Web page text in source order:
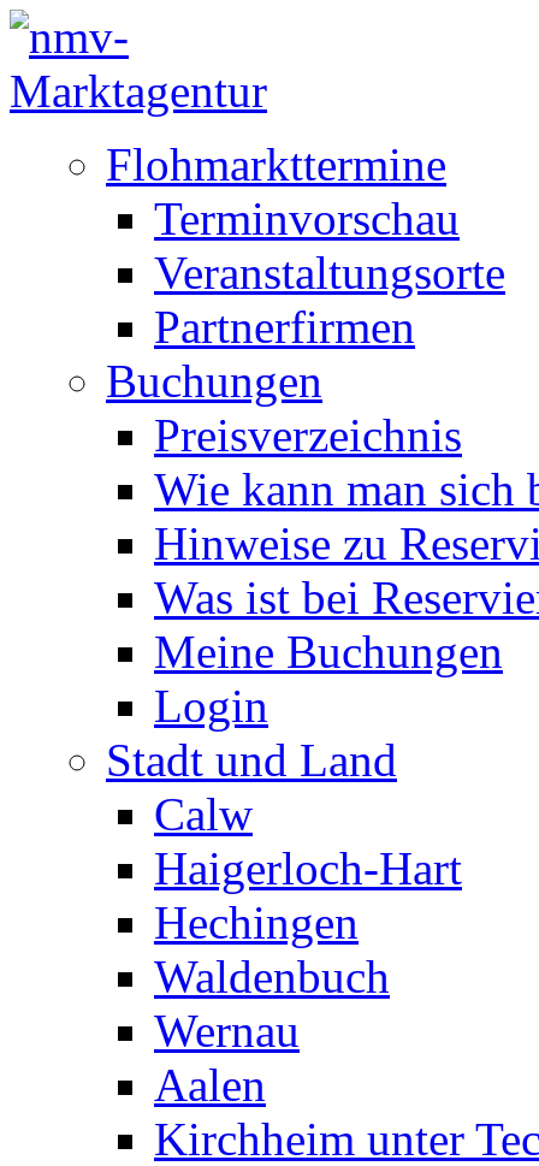
Flohmarkttermine
Terminvorschau
Veranstaltungsorte
Partnerfirmen
Buchungen
Preisverzeichnis
Wie kann man sich
Hinweise zu
Was ist bei
Meine Buchungen
Login
Stadt und Land
Calw
Haigerloch-Hart
Hechingen
Waldenbuch
Wernau
Aalen
Kirchheim unter